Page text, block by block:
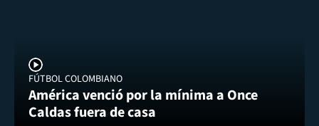
FÚTBOL COLOMBIANO
América venció por la mínima a Once
Caldas fuera de casa